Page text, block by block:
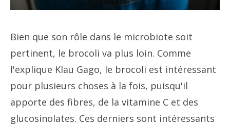
Bien que son rôle dans le microbiote soit
pertinent, le brocoli va plus loin. Comme
l'explique Klau Gago, le brocoli est intéressant
pour plusieurs choses à la fois, puisqu'il
apporte des fibres, de la vitamine C et des
glucosinolates. Ces derniers sont intéressants